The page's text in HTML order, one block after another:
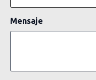
Mensaje